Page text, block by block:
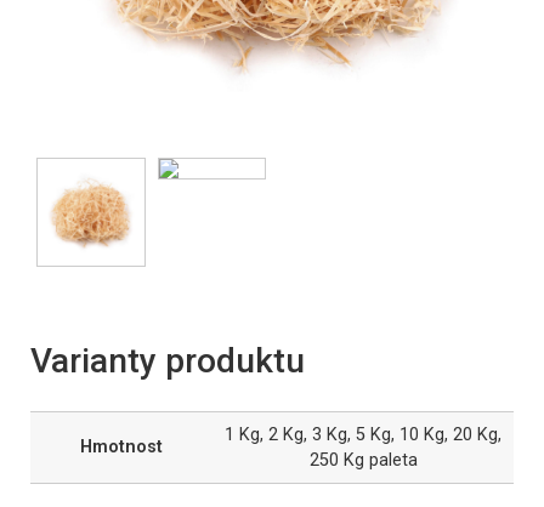
Varianty produktu
Hmotnost
1 Kg, 2 Kg, 3 Kg, 5 Kg, 10 Kg, 20 Kg,
250 Kg paleta